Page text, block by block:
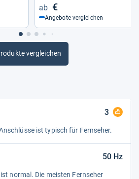
€
Angebote vergleichen
vergleichen
3
ist typisch für Fern­se­her.
50Hz
nor­mal. Die meis­ten Fern­se­her